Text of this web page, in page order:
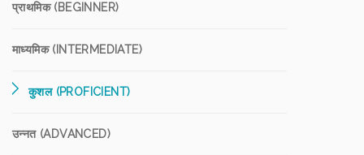
प्राथमिक (BEGINNER)
माध्यमिक (INTERMEDIATE)
कुशल (PROFICIENT)
उन्नत (ADVANCED)